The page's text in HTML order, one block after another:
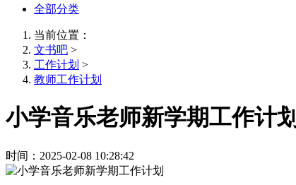
全部分类
当前位置：
文书吧 >
工作计划 >
教师工作计划
小学音乐老师新学期工作计划
时间：2025-02-08 10:28:42